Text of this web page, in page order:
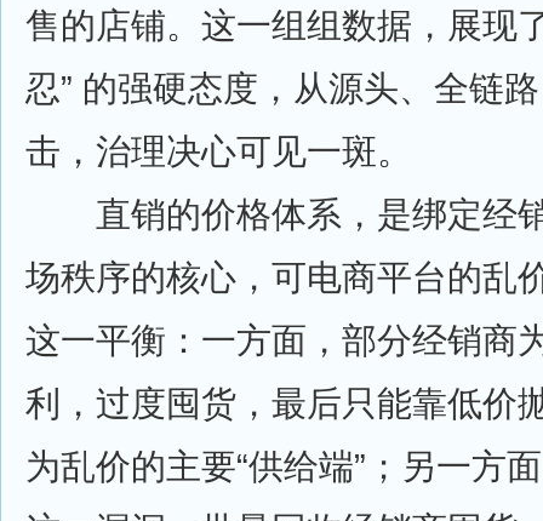
售的店铺。这一组组数据，展现
忍” 的强硬态度，从源头、全链
击，治理决心可见一斑。
直销的价格体系，是绑定经
场秩序的核心，可电商平台的乱
这一平衡：一方面，部分经销商
利，过度囤货，最后只能靠低价
为乱价的主要“供给端”；另一方